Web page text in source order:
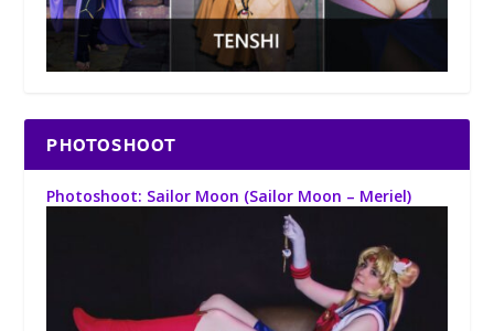
PHOTOSHOOT
Photoshoot: Sailor Moon (Sailor Moon – Meriel)